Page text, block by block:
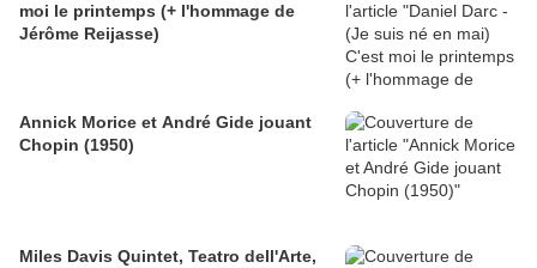
moi le printemps (+ l'hommage de
Jérôme Reijasse)
Annick Morice et André Gide jouant
Chopin (1950)
Miles Davis Quintet, Teatro dell'Arte,